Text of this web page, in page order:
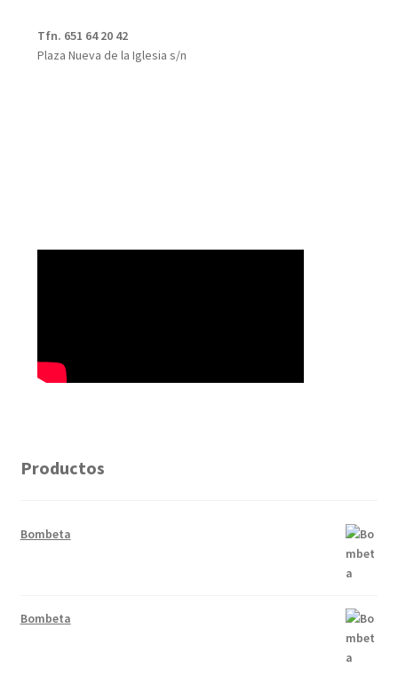
Tfn. 651 64 20 42
Plaza Nueva de la Iglesia s/n
Productos
Bombeta
Bombeta